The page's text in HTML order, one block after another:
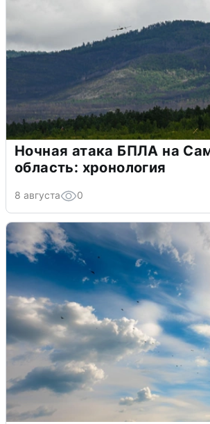
Ночная атака БПЛА на
область: хронология
8 августа 0